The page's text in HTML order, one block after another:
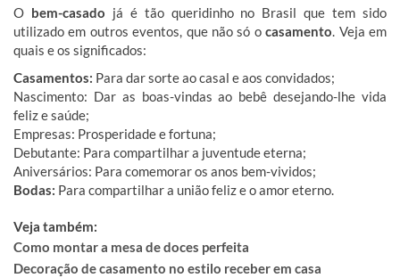
O bem-casado já é tão queridinho no Brasil que tem sido
utilizado em outros eventos, que não só ocasamento. Veja em
quais e os significados:
Casamentos: Para dar sorte ao casal e aos convidados;
Nascimento: Dar as boas-vindas ao bebê desejando-lhe vida
feliz e saúde;
Empresas: Prosperidade e fortuna;
Debutante: Para compartilhar a juventude eterna;
Aniversários: Para comemorar os anos bem-vividos;
Bodas: Para compartilhar a união feliz e o amor eterno.
Veja também:
Como montar a mesa de doces perfeita
Decoração de casamento no estilo receber em casa